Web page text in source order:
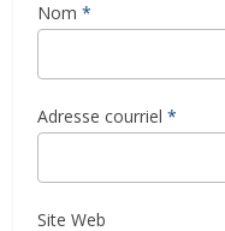
Nom *
Adresse courriel *
Site Web